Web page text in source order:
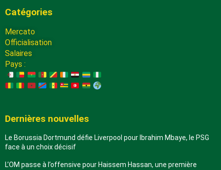
Catégories
Mercato
Officialisation
Salaires
Pays :
Dernières nouvelles
Le Borussia Dortmund défie Liverpool pour Ibrahim Mbaye, le PSG
face à un choix décisif
L’OM passe à l’offensive pour Haissem Hassan, une première